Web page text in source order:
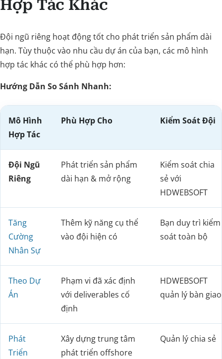
Hợp Tác Khác
Đội ngũ riêng hoạt động tốt cho phát triển sản phẩm dài
hạn. Tùy thuộc vào nhu cầu dự án của bạn, các mô hình
hợp tác khác có thể phù hợp hơn:
Hướng Dẫn So Sánh Nhanh:
Mô Hình
Hợp Tác
Phù Hợp Cho Kiểm Soát Đội
Đội Ngũ
Riêng
Phát triển sản phẩm
dài hạn & mở rộng
Kiểm soát chia
sẻ với
HDWEBSOFT
Tăng
Cường
Nhân Sự
Thêm kỹ năng cụ thể
vào đội hiện có
Bạn duy trì kiểm
soát toàn bộ
Theo Dự
Án
Phạm vi đã xác định
với deliverables cố
định
HDWEBSOFT
quản lý bàn giao
Phát
Triển
Xây dựng trung tâm
phát triển offshore
Quản lý chia sẻ